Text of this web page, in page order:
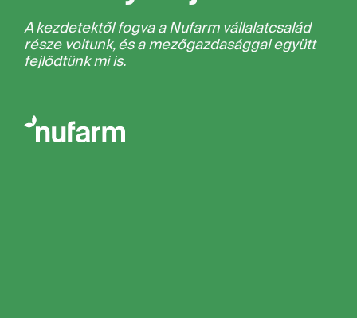
A kezdetektől fogva a Nufarm vállalatcsalád
része voltunk, és a mezőgazdasággal együtt
fejlődtünk mi is.